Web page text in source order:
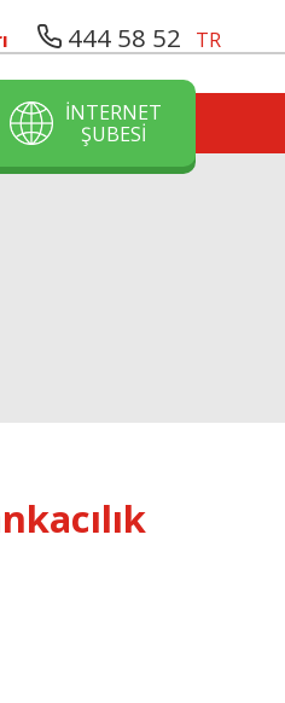
444 58 52 TR
İNTERNET
ŞUBESİ